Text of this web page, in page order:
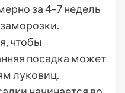
за 4–7 недель
чтобы
посадка может
луковиц.